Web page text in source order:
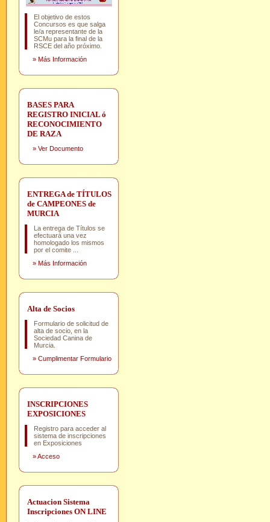
El objetivo de estos
Concursos es que salga
le/a representante de la
SCMu para la final de la
RSCE del año próximo.
» Más Información
BASES PARA
REGISTRO INICIAL ó
RECONOCIMIENTO
DE RAZA
» Ver Documento
ENTREGA de TÍTULOS
de CAMPEONES de
MURCIA
La entrega de Títulos se
efectuará una vez
homologado los mismos
por el comite ...
» Más Información
Alta de Socios
Formulario de solicitud de
alta de socio, en la
Sociedad Canina de
Murcia.
» Cumplimentar Formulario
INSCRIPCIONES
EXPOSICIONES
Registro para acceder al
sistema de inscripciones
en Exposiciones
»Acceso
Actuacion Sistema
Inscripciones ON LINE